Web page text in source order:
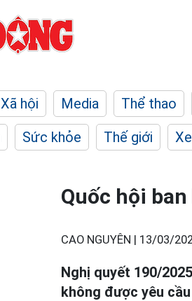
Xã hội Media Thể thao
Sức khỏe Thế giới
Quốc hội
CAO NGUYÊN | 13/03/
Nghị quyết 190/
không được yêu